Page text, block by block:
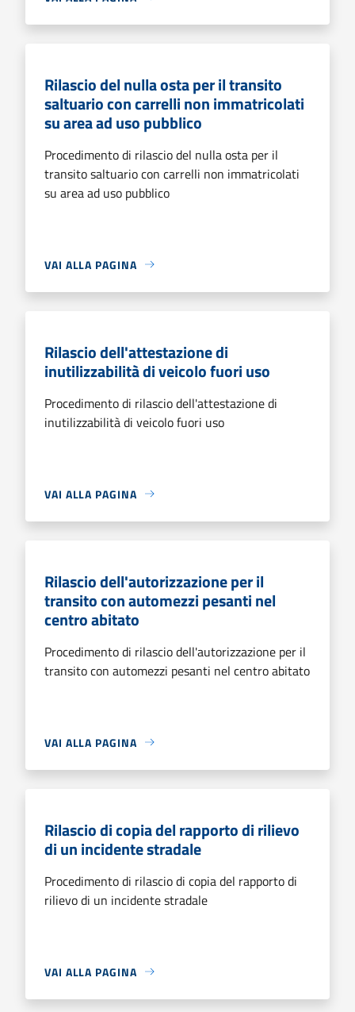
Rilascio del nulla osta per il transito
saltuario con carrelli non immatricolati
su area ad uso pubblico
Procedimento di rilascio del nulla osta per il
transito saltuario con carrelli non immatricolati
su area ad uso pubblico
VAI ALLA PAGINA
Rilascio dell'attestazione di
inutilizzabilità di veicolo fuori uso
Procedimento di rilascio dell'attestazione di
inutilizzabilità di veicolo fuori uso
VAI ALLA PAGINA
Rilascio dell'autorizzazione per il
transito con automezzi pesanti nel
centro abitato
Procedimento di rilascio dell'autorizzazione per il
transito con automezzi pesanti nel centro abitato
VAI ALLA PAGINA
Rilascio di copia del rapporto di rilievo
di un incidente stradale
Procedimento di rilascio di copia del rapporto di
rilievo di un incidente stradale
VAI ALLA PAGINA